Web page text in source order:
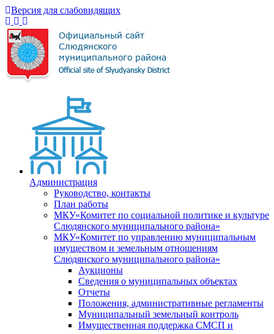
Версия для слабовидящих
Администрация
Руководство, контакты
План работы
МКУ«Комитет по социальной политике и культуре
Слюдянского муниципального района»
МКУ«Комитет по управлению муниципальным
имуществом и земельным отношениям
Слюдянского муниципального района»
Аукционы
Сведения о муниципальных объектах
Отчеты
Положения, административные регламенты
Муниципальный земельный контроль
Имущественная поддержка СМСП и